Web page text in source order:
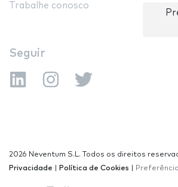
Trabalhe conosco
Seguir
2026 Neventum S.L. Todos os direitos
Privacidade
Política de Cookies